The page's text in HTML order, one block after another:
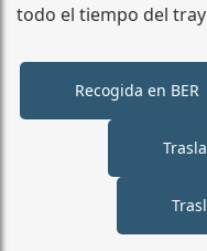
todo el tiempo del
Recogida en BER